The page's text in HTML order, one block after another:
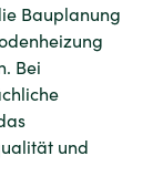
Bauplanung
Bei
und